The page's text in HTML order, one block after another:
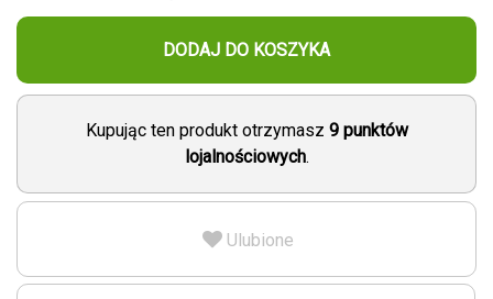
DODAJ DO KOSZYKA
Kupując ten produkt otrzymasz 9punktów
lojalnościowych.
Ulubione